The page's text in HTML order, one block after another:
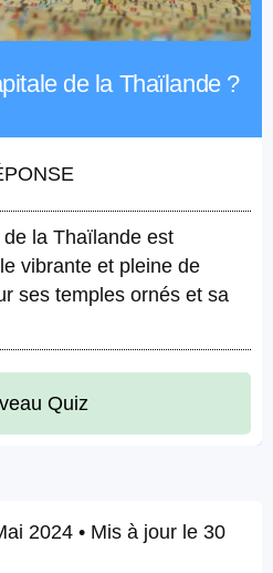
de la Thaïlande ?
la Thaïlande est
vibrante et pleine de
ses temples ornés et sa
Quiz
2024 • Mis à jour le 30